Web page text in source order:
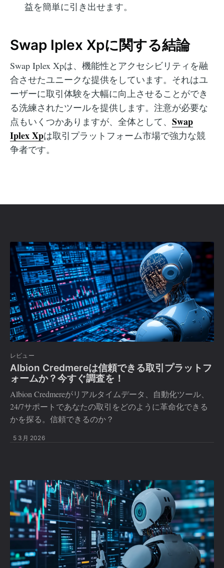
益を簡単に引き出せます。
Swap Iplex Xpに関する結論
Swap Iplex Xpは、機能性とアクセシビリティを融
合させたユニークな提供をしています。それはユ
ーザーに取引体験を大幅に向上させることができ
る洗練されたツールを提供します。注意が必要な
点もいくつかありますが、全体として、 Swap
Iplex Xpは取引プラットフォーム市場で強力な競
争者です。
レビュー
Albion Credmereは信頼できる取引プラットフ
ォームか？今すぐ調査を！
Albion Credmereがリアルタイムデータ、自動化ツール、
24/7サポートであなたの取引をどのように革命化できる
かを探る。信頼できるのか？
5 3月 2026